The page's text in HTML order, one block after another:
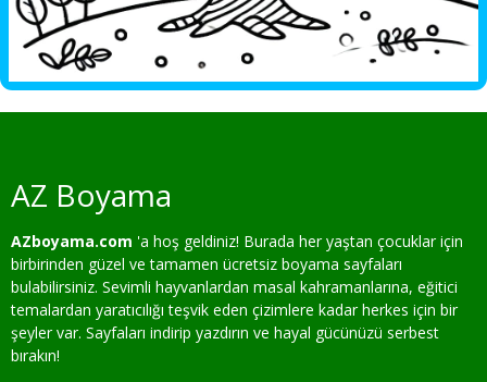
AZ Boyama
AZboyama.com 'a hoş geldiniz! Burada her yaştan çocuklar için
birbirinden güzel ve tamamen ücretsiz boyama sayfaları
bulabilirsiniz. Sevimli hayvanlardan masal kahramanlarına, eğitici
temalardan yaratıcılığı teşvik eden çizimlere kadar herkes için bir
şeyler var. Sayfaları indirip yazdırın ve hayal gücünüzü serbest
bırakın!